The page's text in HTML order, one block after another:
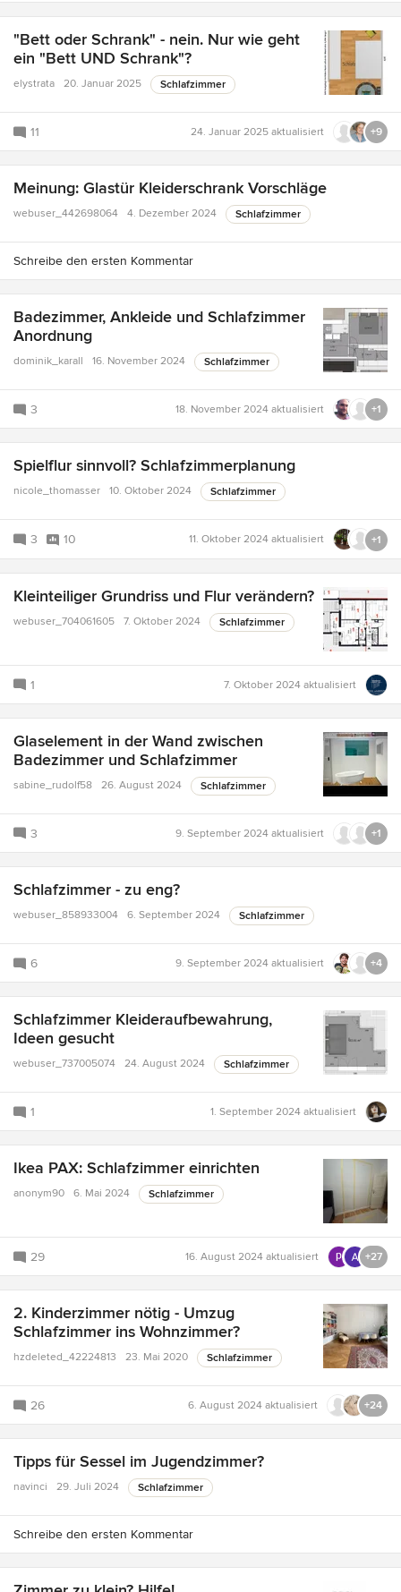
"Bett oder Schrank" - nein. Nur wie geht
ein "Bett UND Schrank"?
elystrata 20. Januar 2025 Schlafzimmer
11 24. Januar 2025 aktualisiert +9
Meinung: Glastür Kleiderschrank Vorschläge
webuser_442698064 4. Dezember 2024 Schlafzimmer
Schreibe den ersten Kommentar
Badezimmer, Ankleide und Schlafzimmer
Anordnung
dominik_karall 16. November 2024 Schlafzimmer
3 18. November 2024 aktualisiert +1
Spielflur sinnvoll? Schlafzimmerplanung
nicole_thomasser 10. Oktober 2024 Schlafzimmer
3 10 11. Oktober 2024 aktualisiert +1
Kleinteiliger Grundriss und Flur verändern?
webuser_704061605 7. Oktober 2024 Schlafzimmer
1 7. Oktober 2024 aktualisiert
Glaselement in der Wand zwischen
Badezimmer und Schlafzimmer
sabine_rudolf58 26. August 2024 Schlafzimmer
3 9. September 2024 aktualisiert +1
Schlafzimmer - zu eng?
webuser_858933004 6. September 2024 Schlafzimmer
6 9. September 2024 aktualisiert +4
Schlafzimmer Kleideraufbewahrung,
Ideen gesucht
webuser_737005074 24. August 2024 Schlafzimmer
1 1. September 2024 aktualisiert
Ikea PAX: Schlafzimmer einrichten
anonym90 6. Mai 2024 Schlafzimmer
29 16. August 2024 aktualisiert +27
2. Kinderzimmer nötig - Umzug
Schlafzimmer ins Wohnzimmer?
hzdeleted_42224813 23. Mai 2020 Schlafzimmer
26 6. August 2024 aktualisiert +24
Tipps für Sessel im Jugendzimmer?
navinci 29. Juli 2024 Schlafzimmer
Schreibe den ersten Kommentar